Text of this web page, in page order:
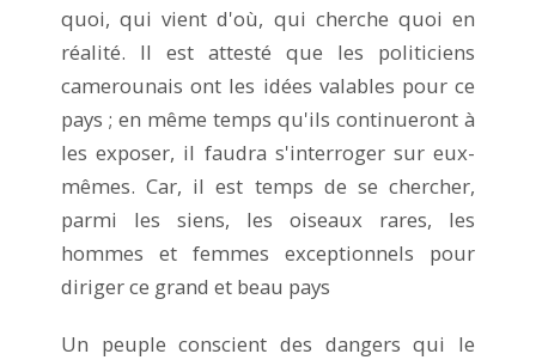
quoi, qui vient d'où, qui cherche quoi en
réalité. Il est attesté que les politiciens
camerounais ont les idées valables pour ce
pays ; en même temps qu'ils continueront à
les exposer, il faudra s'interroger sur eux-
mêmes. Car, il est temps de se chercher,
parmi les siens, les oiseaux rares, les
hommes et femmes exceptionnels pour
diriger ce grand et beau pays
Un peuple conscient des dangers qui le